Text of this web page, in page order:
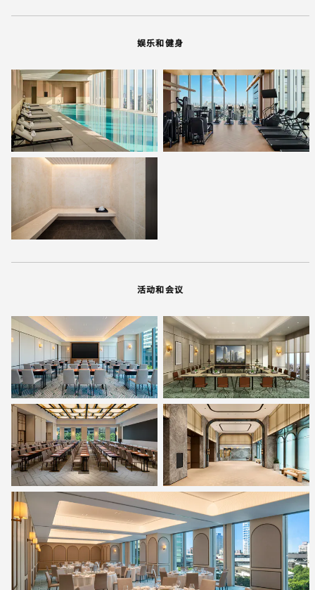
娱乐和健身
活动和会议